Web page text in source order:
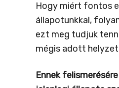
Hogy miért fontos
állapotunkkal,
ezt meg tudjuk
mégis adott
Ennek